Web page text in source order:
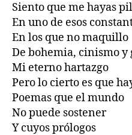
Siento que me hayas
En uno de esos
En los que no maquillo
De bohemia, cinismo y
Mi eterno hartazgo
Pero lo cierto es que
Poemas que el mundo
No puede sostener
Y cuyos prólogos